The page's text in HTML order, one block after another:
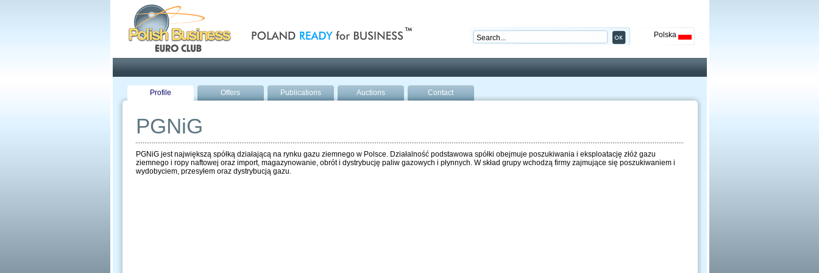
Polska
Profile Offers Publications Auctions Contact
PGNiG
PGNiG jest największą spółką działającą na rynku gazu ziemnego w Polsce. Działalność podstawowa spółki obejmuje poszukiwania i eksploatację złóż gazu
ziemnego i ropy naftowej oraz import, magazynowanie, obrót i dystrybucję paliw gazowych i płynnych. W skład grupy wchodzą firmy zajmujące się poszukiwaniem i
wydobyciem, przesyłem oraz dystrybucją gazu.